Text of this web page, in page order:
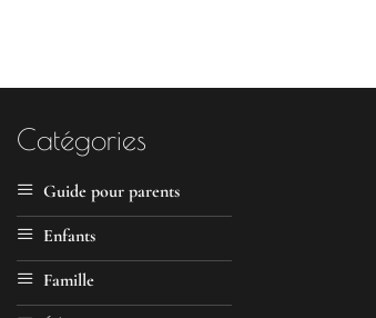
Catégories
Guide pour parents
Enfants
Famille